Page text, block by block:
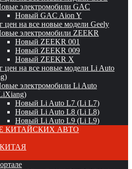
электромобили GAC
Новый GAC Aion Y
цен на все новые модели Geely
электромобили ZEEKR
Новый ZEEKR 001
Новый ZEEKR 009
Новый ZEEKR X
цен на все новые модели Li Auto
электромобили Li Auto
Новый Li Auto L7 (Li L7)
Новый Li Auto L8 (Li L8)
Новый Li Auto L9 (Li L9)
КИТАЙСКИХ АВТО